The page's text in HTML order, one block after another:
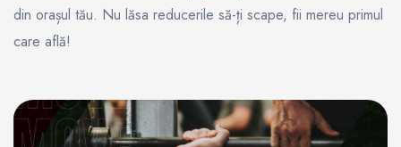
din orașul tău. Nu lăsa reducerile să-ți scape, fii mereu primul
care află!